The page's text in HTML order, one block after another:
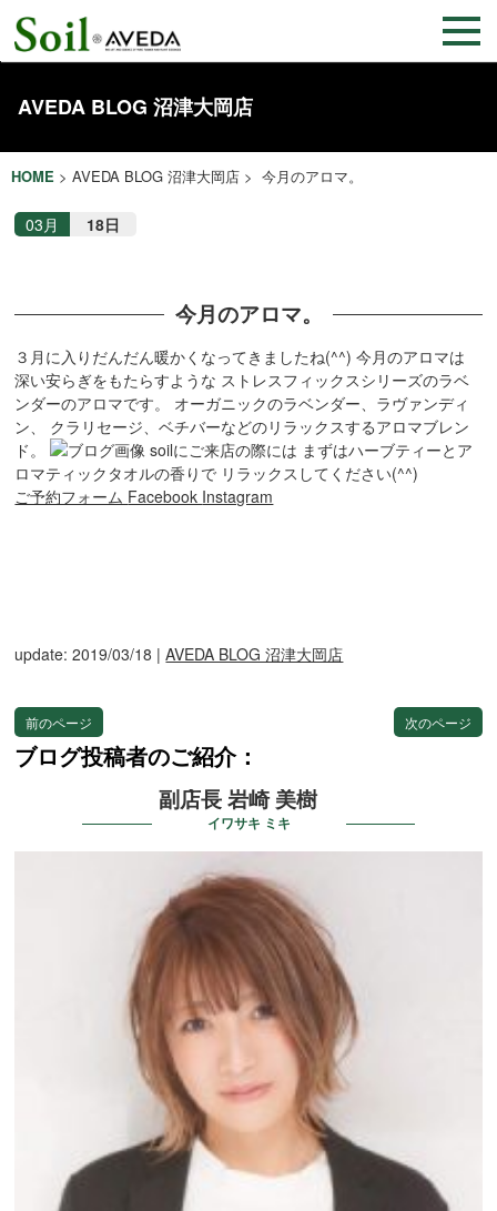
AVEDA BLOG 沼津大岡店
HOME > AVEDA BLOG 沼津大岡店 > 今月のアロマ。
03月 18日
今月のアロマ。
３月に入りだんだん暖かくなってきましたね(^^) 今月のアロマは
深い安らぎをもたらすような ストレスフィックスシリーズのラベ
ンダーのアロマです。
オーガニックのラベンダー、ラヴァンディ
ン、
クラリセージ、ベチバーなどのリラックスするアロマブレン
ド。
soilにご来店の際には まずはハーブティーとア
ロマティックタオルの香りで リラックスしてください(^^)
ご予約フォーム Facebook Instagram
update: 2019/03/18 |AVEDA BLOG 沼津大岡店
前のページ 次のページ
ブログ投稿者のご紹介：
副店長 岩崎 美樹
イワサキ ミキ